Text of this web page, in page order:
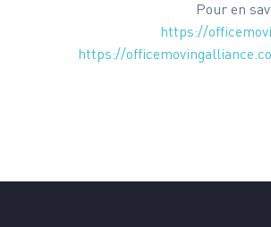
Pour en
https://
https://